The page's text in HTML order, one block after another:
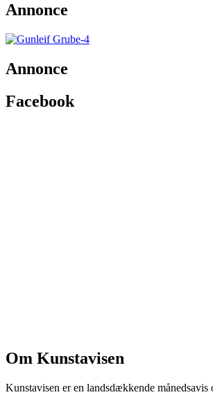
Annonce
Annonce
Facebook
Om Kunstavisen
Kunstavisen er en landsdækkende